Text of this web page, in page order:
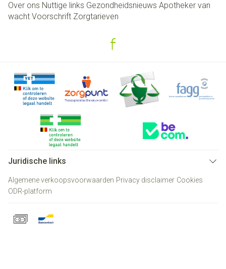
Over ons Nuttige links Gezondheidsnieuws Apotheker van
wacht Voorschrift Zorgtarieven
Juridische links
Algemene verkoopsvoorwaarden Privacy disclaimer Cookies
ODR-platform